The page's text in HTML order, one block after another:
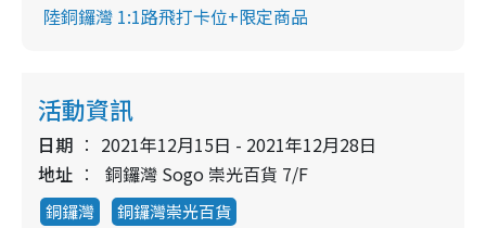
陸銅鑼灣 1:1路飛打卡位+限定商品
活動資訊
日期
2021年12月15日 - 2021年12月28日
地址
銅鑼灣 Sogo 崇光百貨 7/F
銅鑼灣 銅鑼灣崇光百貨